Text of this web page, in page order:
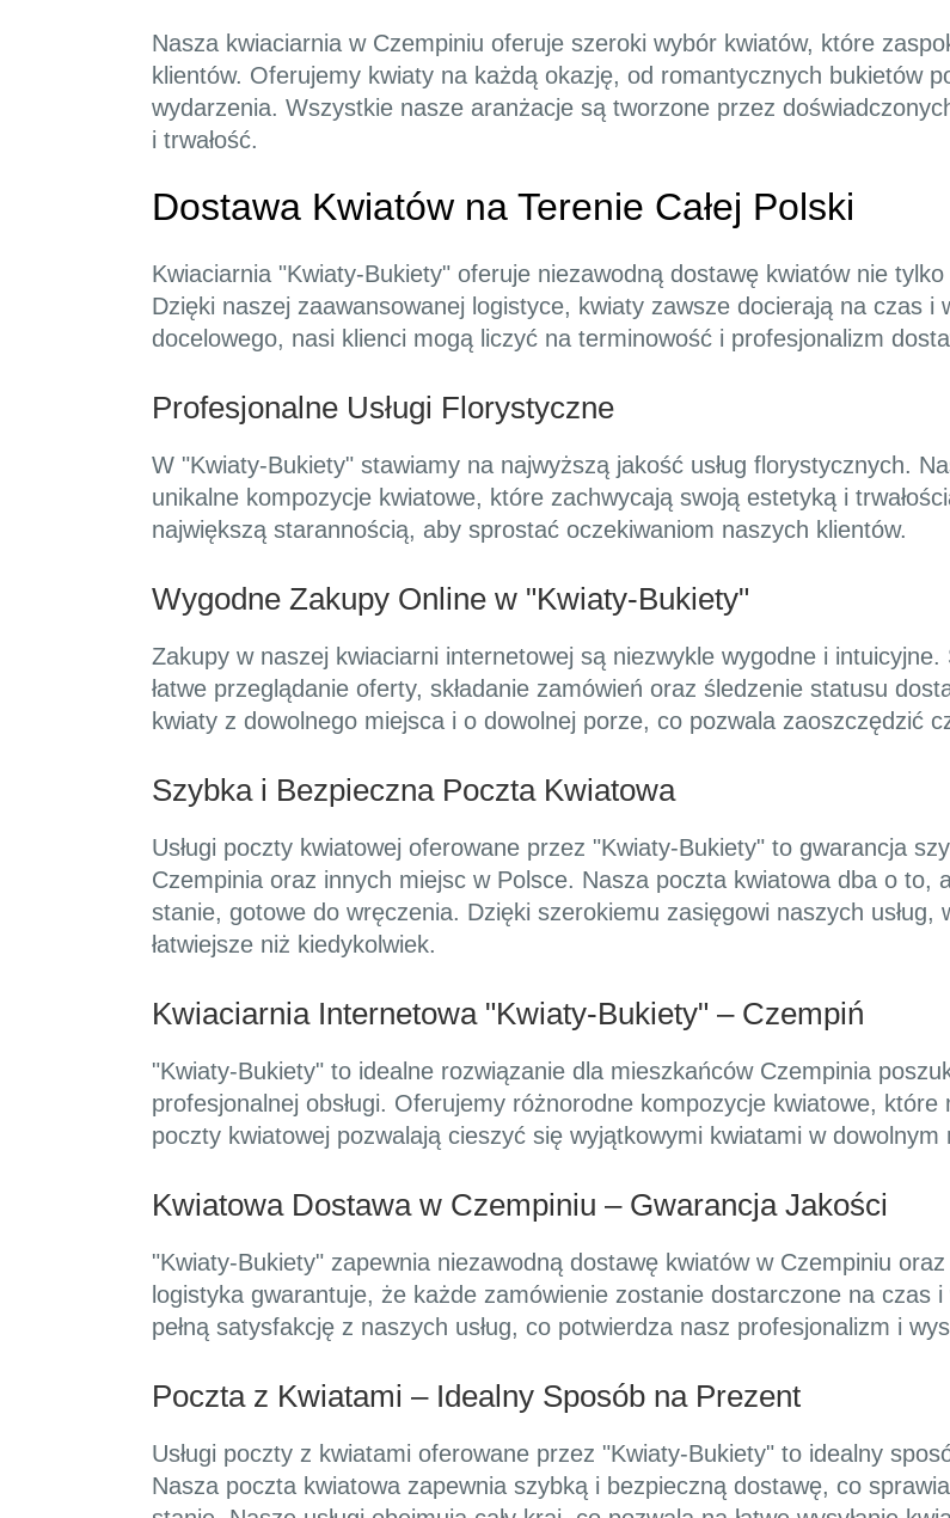
Nasza kwiaciarnia w Czempiniu oferuje szeroki wybór kwiatów, które
klientów. Oferujemy kwiaty na każdą okazję, od romantycznych bukietów
wydarzenia. Wszystkie nasze aranżacje są tworzone przez
i trwałość.
Dostawa Kwiatów na Terenie Całej Polski
Kwiaciarnia "Kwiaty-Bukiety" oferuje niezawodną dostawę kwiatów nie
Dzięki naszej zaawansowanej logistyce, kwiaty zawsze docierają na czas i
docelowego, nasi klienci mogą liczyć na terminowość i profesjonalizm
Profesjonalne Usługi Florystyczne
W "Kwiaty-Bukiety" stawiamy na najwyższą jakość usług florystycznych.
unikalne kompozycje kwiatowe, które zachwycają swoją estetyką i
największą starannością, aby sprostać oczekiwaniom naszych klientów.
Wygodne Zakupy Online w "Kwiaty-Bukiety"
Zakupy w naszej kwiaciarni internetowej są niezwykle wygodne i
łatwe przeglądanie oferty, składanie zamówień oraz śledzenie statusu
kwiaty z dowolnego miejsca i o dowolnej porze, co pozwala zaoszczędzić
Szybka i Bezpieczna Poczta Kwiatowa
Usługi poczty kwiatowej oferowane przez "Kwiaty-Bukiety" to gwarancja
Czempinia oraz innych miejsc w Polsce. Nasza poczta kwiatowa dba o to,
stanie, gotowe do wręczenia. Dzięki szerokiemu zasięgowi naszych usług,
łatwiejsze niż kiedykolwiek.
Kwiaciarnia Internetowa "Kwiaty-Bukiety" – Czempiń
"Kwiaty-Bukiety" to idealne rozwiązanie dla mieszkańców Czempinia
profesjonalnej obsługi. Oferujemy różnorodne kompozycje kwiatowe,
poczty kwiatowej pozwalają cieszyć się wyjątkowymi kwiatami w dowolnym
Kwiatowa Dostawa w Czempiniu – Gwarancja Jakości
"Kwiaty-Bukiety" zapewnia niezawodną dostawę kwiatów w Czempiniu
logistyka gwarantuje, że każde zamówienie zostanie dostarczone na czas
pełną satysfakcję z naszych usług, co potwierdza nasz profesjonalizm i
Poczta z Kwiatami – Idealny Sposób na Prezent
Usługi poczty z kwiatami oferowane przez "Kwiaty-Bukiety" to idealny
Nasza poczta kwiatowa zapewnia szybką i bezpieczną dostawę, co